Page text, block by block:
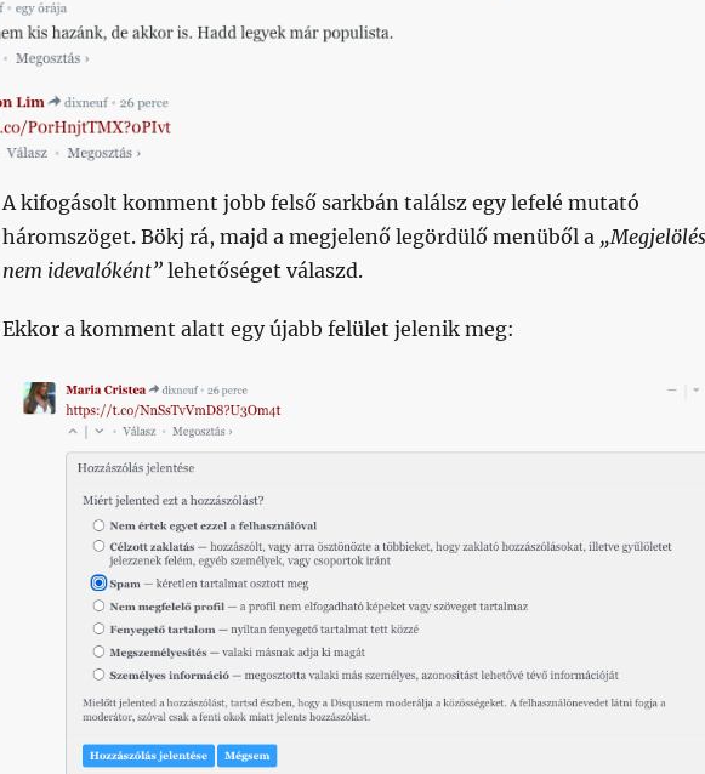
A kifogásolt komment jobb felső sarkbán találsz egy lefelé mutató
háromszöget. Bökj rá, majd a megjelenő legördülő menüből a „Megjelölés
nem idevalóként”lehetőséget válaszd.
Ekkor a komment alatt egy újabb felület jelenik meg: